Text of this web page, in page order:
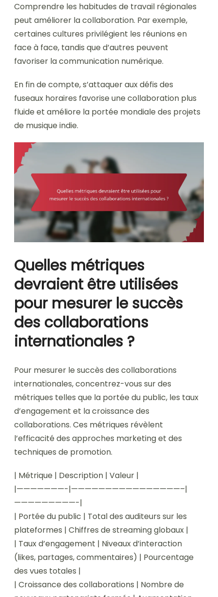
Comprendre les habitudes de travail régionales
peut améliorer la collaboration. Par exemple,
certaines cultures privilégient les réunions en
face à face, tandis que d’autres peuvent
favoriser la communication numérique.
En fin de compte, s’attaquer aux défis des
fuseaux horaires favorise une collaboration plus
fluide et améliore la portée mondiale des projets
de musique indie.
Quelles métriques
devraient être utilisées
pour mesurer le succès
des collaborations
internationales ?
Pour mesurer le succès des collaborations
internationales, concentrez-vous sur des
métriques telles que la portée du public, les taux
d’engagement et la croissance des
collaborations. Ces métriques révèlent
l’efficacité des approches marketing et des
techniques de promotion.
| Métrique | Description | Valeur |
|———————-|————————————————–|
—————————-|
| Portée du public | Total des auditeurs sur les
plateformes | Chiffres de streaming globaux |
| Taux d’engagement | Niveaux d’interaction
(likes, partages, commentaires) | Pourcentage
des vues totales |
| Croissance des collaborations | Nombre de